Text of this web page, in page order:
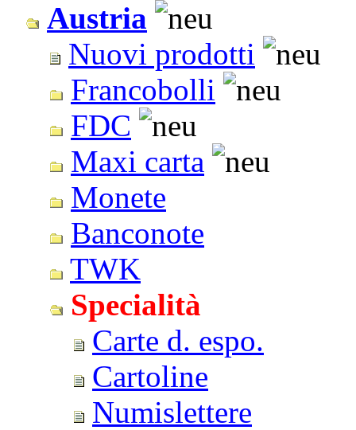
Austria
Nuovi prodotti
Francobolli
FDC
Maxi carta
Monete
Banconote
TWK
Specialità
Carte d. espo.
Cartoline
Numislettere